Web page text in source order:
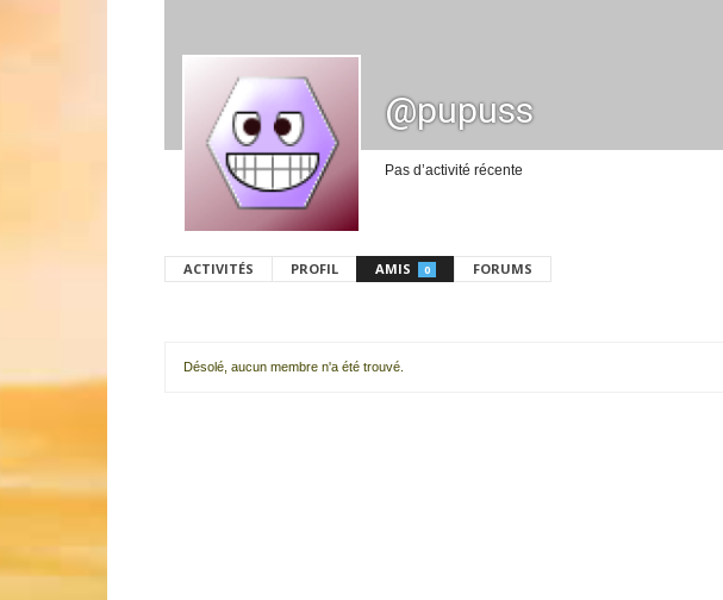
@pupuss
Pas d’activité récente
ACTIVITÉS PROFIL AMIS 0 FORUMS
Désolé, aucun membre n'a été trouvé.